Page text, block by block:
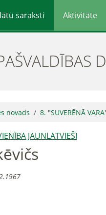
saraksti Aktivitāte
novads 8. "SUVERĒNĀ
JAUNLATVIEŠI